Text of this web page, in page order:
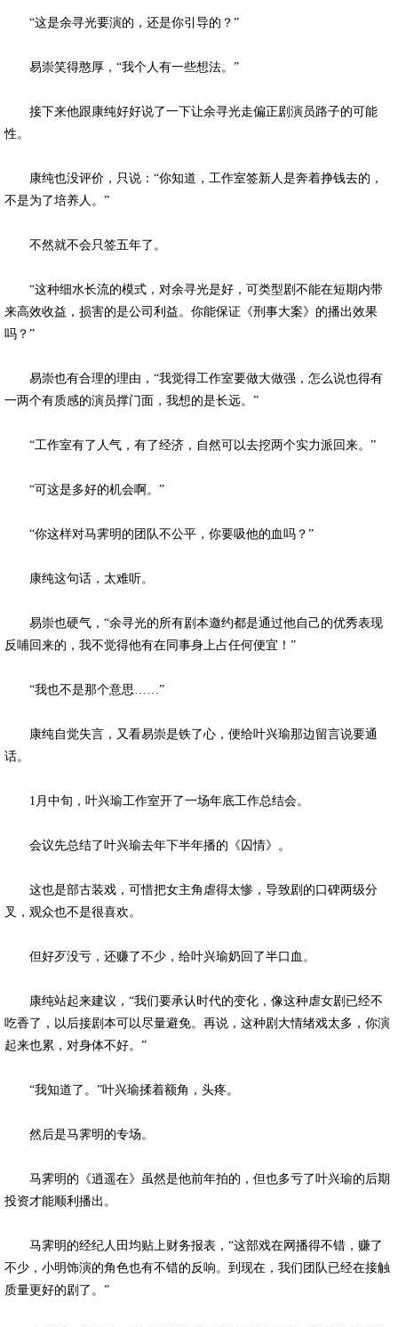
“这是余寻光要演的，还是你引导的？”
易崇笑得憨厚，“我个人有一些想法。”
接下来他跟康纯好好说了一下让余寻光走偏正剧演员路子的可能
性。
康纯也没评价，只说：“你知道，工作室签新人是奔着挣钱去的，
不是为了培养人。”
不然就不会只签五年了。
“这种细水长流的模式，对余寻光是好，可类型剧不能在短期内带
来高效收益，损害的是公司利益。你能保证《刑事大案》的播出效果
吗？”
易崇也有合理的理由，“我觉得工作室要做大做强，怎么说也得有
一两个有质感的演员撑门面，我想的是长远。”
“工作室有了人气，有了经济，自然可以去挖两个实力派回来。”
“可这是多好的机会啊。”
“你这样对马霁明的团队不公平，你要吸他的血吗？”
康纯这句话，太难听。
易崇也硬气，“余寻光的所有剧本邀约都是通过他自己的优秀表现
反哺回来的，我不觉得他有在同事身上占任何便宜！”
“我也不是那个意思……”
康纯自觉失言，又看易崇是铁了心，便给叶兴瑜那边留言说要通
话。
1月中旬，叶兴瑜工作室开了一场年底工作总结会。
会议先总结了叶兴瑜去年下半年播的《囚情》。
这也是部古装戏，可惜把女主角虐得太惨，导致剧的口碑两级分
叉，观众也不是很喜欢。
但好歹没亏，还赚了不少，给叶兴瑜奶回了半口血。
康纯站起来建议，“我们要承认时代的变化，像这种虐女剧已经不
吃香了，以后接剧本可以尽量避免。再说，这种剧大情绪戏太多，你演
起来也累，对身体不好。”
“我知道了。”叶兴瑜揉着额角，头疼。
然后是马霁明的专场。
马霁明的《逍遥在》虽然是他前年拍的，但也多亏了叶兴瑜的后期
投资才能顺利播出。
马霁明的经纪人田均贴上财务报表，“这部戏在网播得不错，赚了
不少，小明饰演的角色也有不错的反响。到现在，我们团队已经在接触
质量更好的剧了。”